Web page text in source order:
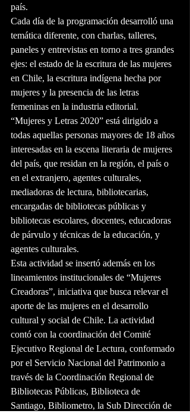
país.
Cada día de la programación desarrolló una
temática diferente, con charlas, talleres,
paneles y entrevistas en torno a tres grandes
ejes: el estado de la escritura de las mujeres
en Chile, la escritura indígena hecha por
mujeres y la presencia de las letras
femeninas en la industria editorial.
“Mujeres y Letras 2020” está dirigido a
todas aquellas personas mayores de 18 años
interesadas en la escena literaria de mujeres
del país, que residan en la región, el país o
en el extranjero, agentes culturales,
mediadoras de lectura, bibliotecarias,
encargadas de bibliotecas públicas y
bibliotecas escolares, docentes, educadoras
de párvulo y técnicas de la educación, y
agentes culturales.
Esta actividad se insertó además en los
lineamientos institucionales de “Mujeres
Creadoras”, iniciativa que busca relevar el
aporte de las mujeres en el desarrollo
cultural y social de Chile. La actividad
contó con la coordinación del Comité
Ejecutivo Regional de Lectura, conformado
por el Servicio Nacional del Patrimonio a
través de la Coordinación Regional de
Bibliotecas Públicas, Biblioteca de
Santiago, Bibliometro, la Sub Dirección de